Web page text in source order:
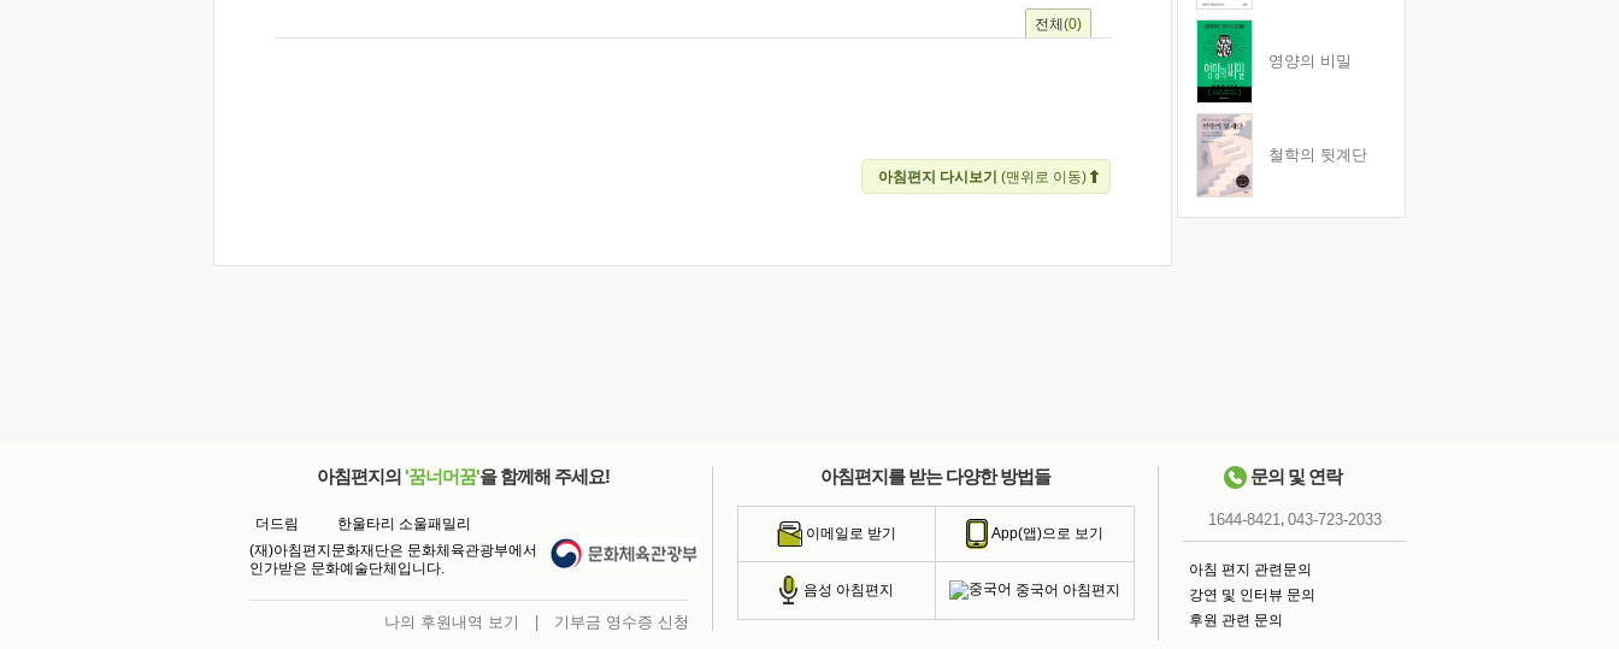
전체 (0)
아침편지 다시보기 (맨위로 이동)
영양의 비밀
철학의 뒷계단
아침편지의 '꿈너머꿈'을 함께해 주세요!
더드림
한울타리 소울패밀리
(재)아침편지문화재단은 문화체육관광부에서
인가받은 문화예술단체입니다.
나의 후원내역 보기 기부금 영수증 신청
아침편지를 받는 다양한 방법들
이메일로 받기 App(앱)으로 보기
음성 아침편지 중국어 아침편지
문의 및 연락
1644-8421, 043-723-2033
아침 편지 관련문의
강연 및 인터뷰 문의
후원 관련 문의